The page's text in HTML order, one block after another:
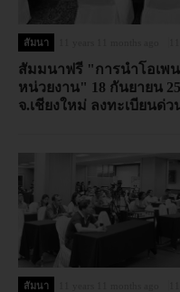
สัมนา
สัมมนาฟรี "การนำโอเพ
หน่วยงาน" 18 กันยายน
จ.เชียงใหม่ ลงทะเบียนด่ว
สัมนา